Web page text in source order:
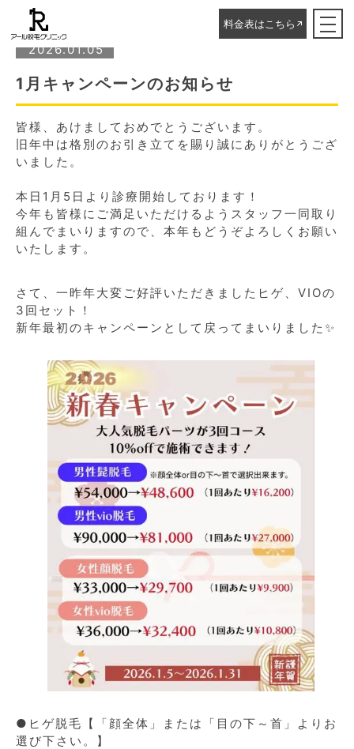
料金表はこちら
ホーム 1月キャンペーンのお知らせ
2026.01.05
1月キャンペーンのお知らせ
皆様、あけましておめでとうございます。
旧年中は格別のお引き立てを賜り誠にありがとうござ
いました。
本日1月5日より診療開始しております！
今年も皆様にご満足いただけるようスタッフ一同取り
組んでまいりますので、本年もどうぞよろしくお願い
いたします。
さて、一昨年大変ご好評いただきましたヒゲ、VIOの
3回セット！
新年最初のキャンペーンとして戻ってまいりました✨
●ヒゲ脱毛【「顔全体」または「目の下～首」よりお
選び下さい。】